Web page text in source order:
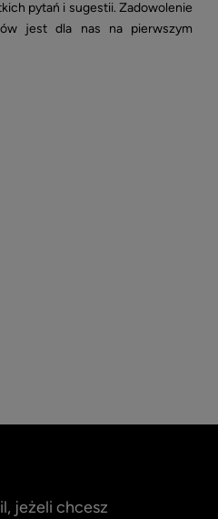
pytań i sugestii. Zadowolenie
jest dla nas na pierwszym
jeżeli chcesz